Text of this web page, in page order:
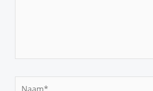
Naam*